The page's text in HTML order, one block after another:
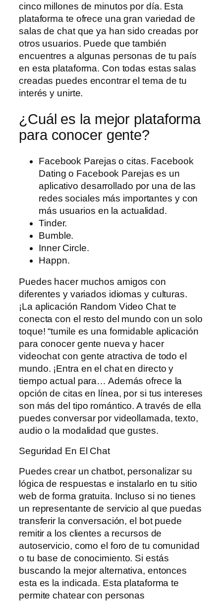
cinco millones de minutos por día. Esta
plataforma te ofrece una gran variedad de
salas de chat que ya han sido creadas por
otros usuarios. Puede que también
encuentres a algunas personas de tu país
en esta plataforma. Con todas estas salas
creadas puedes encontrar el tema de tu
interés y unirte.
¿Cuál es la mejor plataforma
para conocer gente?
Facebook Parejas o citas. Facebook
Dating o Facebook Parejas es un
aplicativo desarrollado por una de las
redes sociales más importantes y con
más usuarios en la actualidad.
Tinder.
Bumble.
Inner Circle.
Happn.
Puedes hacer muchos amigos con
diferentes y variados idiomas y culturas.
¡La aplicación Random Video Chat te
conecta con el resto del mundo con un solo
toque! “tumile es una formidable aplicación
para conocer gente nueva y hacer
videochat con gente atractiva de todo el
mundo. ¡Entra en el chat en directo y
tiempo actual para… Además ofrece la
opción de citas en línea, por si tus intereses
son más del tipo romántico. A través de ella
puedes conversar por videollamada, texto,
audio o la modalidad que gustes.
Seguridad En El Chat
Puedes crear un chatbot, personalizar su
lógica de respuestas e instalarlo en tu sitio
web de forma gratuita. Incluso si no tienes
un representante de servicio al que puedas
transferir la conversación, el bot puede
remitir a los clientes a recursos de
autoservicio, como el foro de tu comunidad
o tu base de conocimiento. Si estás
buscando la mejor alternativa, entonces
esta es la indicada. Esta plataforma te
permite chatear con personas